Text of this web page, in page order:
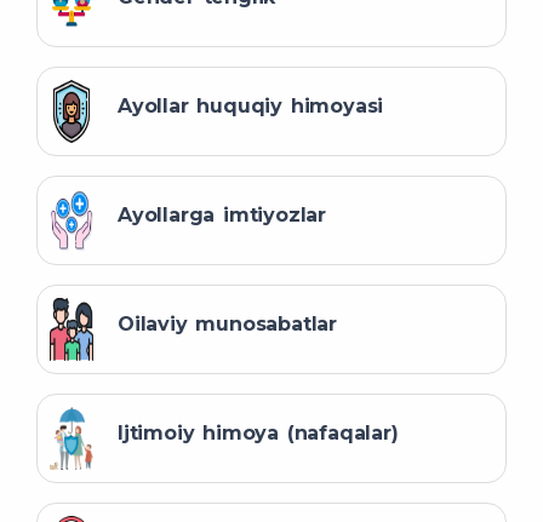
Ayollar huquqiy himoyasi
Ayollarga imtiyozlar
Oilaviy munosabatlar
Ijtimoiy himoya (nafaqalar)